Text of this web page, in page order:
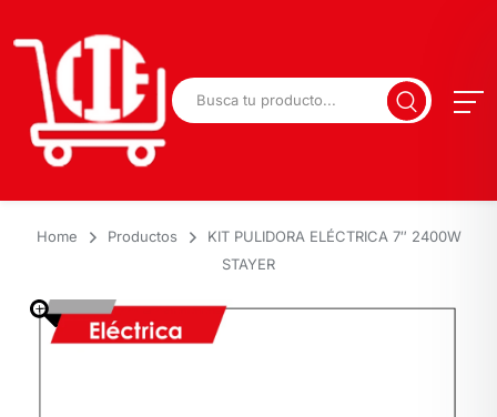
Home Productos
KIT PULIDORA ELÉCTRICA 7″ 2400W
STAYER